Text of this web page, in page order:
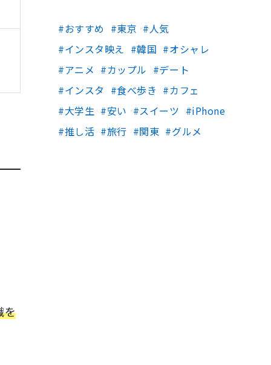
を
おすすめ 東京
人気
インスタ映え
韓国
オシャレ
アニメ
カップル
デート
インスタ
食べ歩き
カフェ
大学生
安い スイーツ
iPhone
推し活
旅行 関東 グルメ